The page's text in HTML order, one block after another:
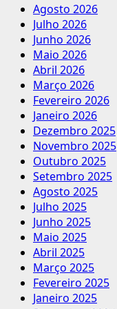
Agosto 2026
Julho 2026
Junho 2026
Maio 2026
Abril 2026
Março 2026
Fevereiro 2026
Janeiro 2026
Dezembro 2025
Novembro 2025
Outubro 2025
Setembro 2025
Agosto 2025
Julho 2025
Junho 2025
Maio 2025
Abril 2025
Março 2025
Fevereiro 2025
Janeiro 2025